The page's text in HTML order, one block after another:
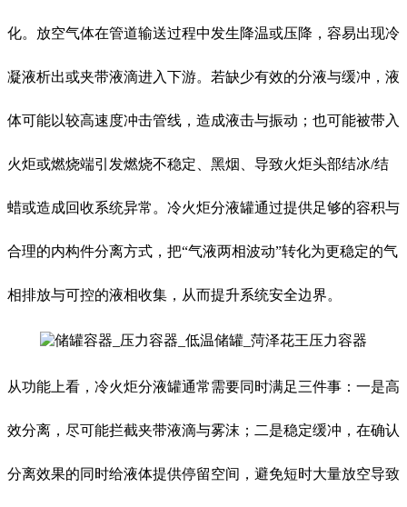
化。放空气体在管道输送过程中发生降温或压降，容易出现冷
凝液析出或夹带液滴进入下游。若缺少有效的分液与缓冲，液
体可能以较高速度冲击管线，造成液击与振动；也可能被带入
火炬或燃烧端引发燃烧不稳定、黑烟、导致火炬头部结冰/结
蜡或造成回收系统异常。冷火炬分液罐通过提供足够的容积与
合理的内构件分离方式，把“气液两相波动”转化为更稳定的气
相排放与可控的液相收集，从而提升系统安全边界。
从功能上看，冷火炬分液罐通常需要同时满足三件事：一是高
效分离，尽可能拦截夹带液滴与雾沫；二是稳定缓冲，在确认
分离效果的同时给液体提供停留空间，避免短时大量放空导致